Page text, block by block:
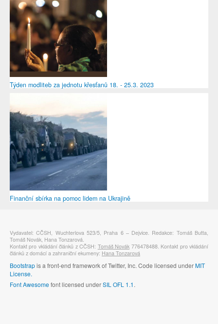
Týden modliteb za jednotu křesťanů 18. - 25.3. 2023
Finanční sbírka na pomoc lidem na Ukrajině
Vydavatel: CČSH, Wuchterlova 523/5, Praha 6 – Dejvice. Redakce: Tomáš Butta,
Tomáš Novák, Hana Tonzarová.
Kontakt pro vkládání článků z CČSH: Tomáš Novák 776478488. Kontakt pro vkládání
článků z domácí a zahraniční ekumeny: Hana Tonzarová
Bootstrapis a front-end framework of Twitter, Inc. Code licensed underMIT
License.
Font Awesomefont licensed underSIL OFL 1.1.